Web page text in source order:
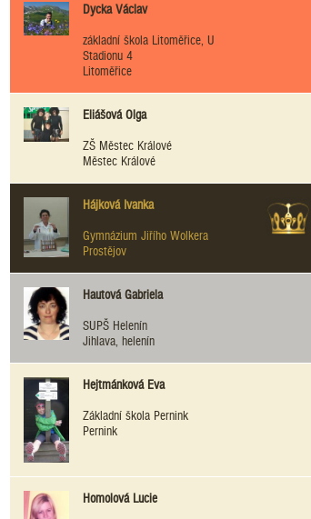
Dycka Václav
základní škola Litoměřice, U
Stadionu 4
Litoměřice
Eliášová Olga
ZŠ Městec Králové
Městec Králové
Hájková Ivanka
Gymnázium Jiřího Wolkera
Prostějov
Hautová Gabriela
SUPŠ Helenín
Jihlava, helenín
Hejtmánková Eva
Základní škola Pernink
Pernink
Homolová Lucie